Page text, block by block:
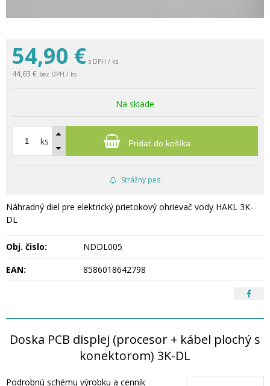
54,90 € s DPH / ks
44,63 € bez DPH / ks
Na sklade
ks Pridať do košíka
Strážny pes
Náhradný diel pre elektrický prietokový ohrievač vody HAKL 3K-
DL
Obj. čislo:
NDDL005
EAN:
8586018642798
Doska PCB displej (procesor + kábel plochý s
konektorom) 3K-DL
Podrobnú schému výrobku a cenník